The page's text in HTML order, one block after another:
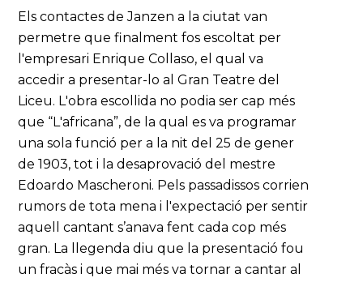
Els contactes de Janzen a la ciutat van
permetre que finalment fos escoltat per
l'empresari Enrique Collaso, el qual va
accedir a presentar-lo al Gran Teatre del
Liceu. L'obra escollida no podia ser cap més
que “L'africana”, de la qual es va programar
una sola funció per a la nit del 25 de gener
de 1903, tot i la desaprovació del mestre
Edoardo Mascheroni. Pels passadissos corrien
rumors de tota mena i l'expectació per sentir
aquell cantant s’anava fent cada cop més
gran. La llegenda diu que la presentació fou
un fracàs i que mai més va tornar a cantar al